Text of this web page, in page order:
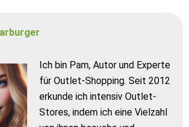
Ich bin Pam, Autor und Experte
für Outlet-Shopping. Seit 2012
erkunde ich intensiv Outlet-
Stores, indem ich eine Vielzahl